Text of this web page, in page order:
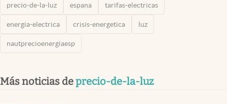
precio-de-la-luz espana tarifas-electricas
energia-electrica crisis-energetica luz
nautprecioenergiaesp
Más noticias deprecio-de-la-luz